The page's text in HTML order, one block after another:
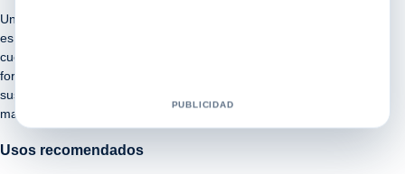
Uno de los principales beneficios de este shampoo concentrado
es su capacidad para estimular la circulación sanguínea en el
cuero cabelludo, lo que favorece el crecimiento del cabello y
fortalece los folículos capilares. Además, el chile es conocido por
sus propiedades antioxidantes y antiinflamatorias, lo que ayuda a
mantener un cuero cabelludo sano y libre de irritaciones.
Usos recomendados
PUBLICIDAD